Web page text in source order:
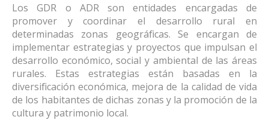
Los GDR o ADR son entidades encargadas de
promover y coordinar el desarrollo rural en
determinadas zonas geográficas. Se encargan de
implementar estrategias y proyectos que impulsan el
desarrollo económico, social y ambiental de las áreas
rurales. Estas estrategias están basadas en la
diversificación económica, mejora de la calidad de vida
de los habitantes de dichas zonas y la promoción de la
cultura y patrimonio local.